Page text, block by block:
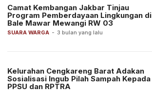
SUARA WARGA - 3 bulan yang lalu
Camat Kembangan Jakbar Tinjau
Program Pemberdayaan Lingkungan di
Bale Mawar Mewangi RW 03
Kelurahan Cengkareng Barat Adakan
Sosialisasi Ingub Pilah Sampah Kepada
PPSU dan RPTRA